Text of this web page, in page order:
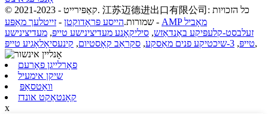
© קאַפּירייט - 2021-2023. 江苏迈德进出口有限公司: כל הזכויות
שמורות.הייסע פּראָדוקטן - זייטלעך מאַפּע -
AMP מאָביל
זעלבסט-קלעפּיקע באַנדאַזש, סיליקאָנע מעדיצינישע טייפּ, מעדיצינישע
טייפּ, 3-שיכטיקע פנים מאַסקע , סקראַב קאָסטיום, קינעסיאָלאָגיע טייפּ ,
פאָרלייגן פאָרעם
שיקן אימעיל
וואַטסאַפּ
קאָנטאַקט אונדז
x